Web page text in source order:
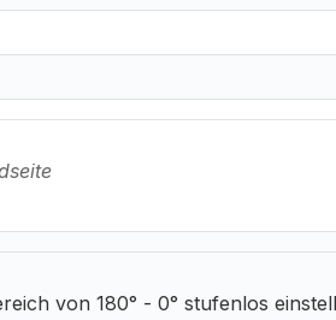
von 180° - 0° stufenlos